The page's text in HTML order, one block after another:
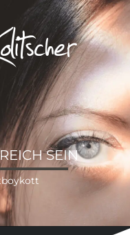
SEIN